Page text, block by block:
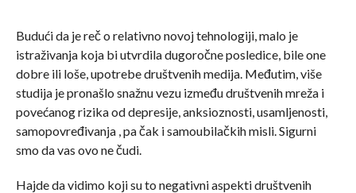
Budući da je reč o relativno novoj tehnologiji, malo je
istraživanja koja bi utvrdila dugoročne posledice, bile one
dobre ili loše, upotrebe društvenih medija. Međutim, više
studija je pronašlo snažnu vezu između društvenih mreža i
povećanog rizika od depresije, anksioznosti, usamljenosti,
samopovređivanja , pa čak i samoubilačkih misli. Sigurni
smo da vas ovo ne čudi.
Hajde da vidimo koji su to negativni aspekti društvenih